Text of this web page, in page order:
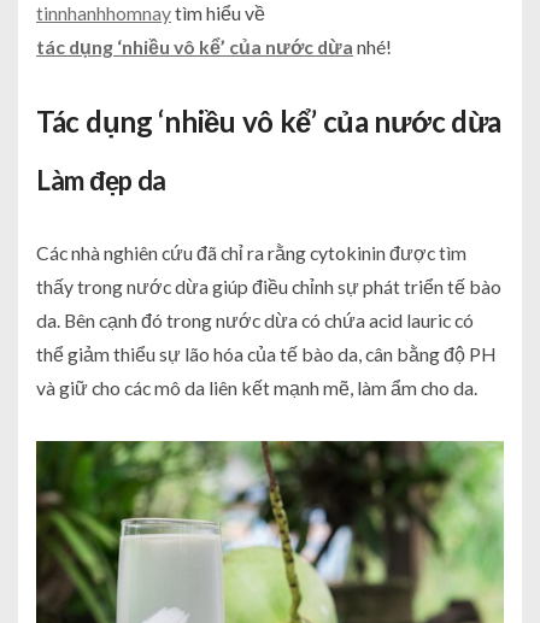
tinnhanhhomnaytìm hiểu về
tác dụng ‘nhiều vô kể’ của nước dừa nhé!
Tác dụng ‘nhiều vô kể’ của nước dừa
Làm đẹp da
Các nhà nghiên cứu đã chỉ ra rằng cytokinin được tìm
thấy trong nước dừa giúp điều chỉnh sự phát triển tế bào
da. Bên cạnh đó trong nước dừa có chứa acid lauric có
thể giảm thiểu sự lão hóa của tế bào da, cân bằng độ PH
và giữ cho các mô da liên kết mạnh mẽ, làm ẩm cho da.